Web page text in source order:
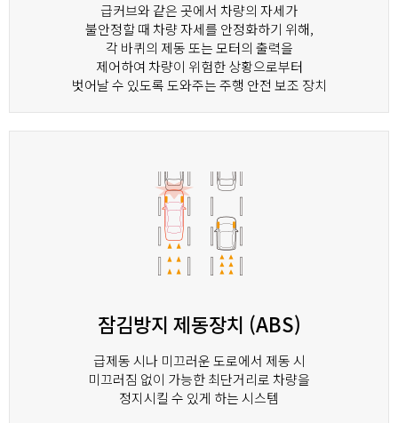
급커브와 같은 곳에서 차량의 자세가
불안정할 때 차량 자세를 안정화하기 위해,
각 바퀴의 제동 또는 모터의 출력을
제어하여 차량이 위험한 상황으로부터
벗어날 수 있도록 도와주는 주행 안전 보조 장치
잠김방지 제동장치 (ABS)
급제동 시나 미끄러운 도로에서 제동 시
미끄러짐 없이 가능한 최단거리로 차량을
정지시킬 수 있게 하는 시스템